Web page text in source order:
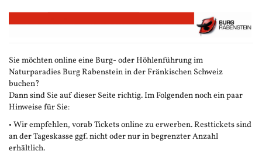
Zum
Haupt-
Sie möchten online eine Burg- oder Höhlenführung im
Naturparadies Burg Rabenstein in der Fränkischen Schweiz
buchen?
Dann sind Sie auf dieser Seite richtig. Im Folgenden noch ein paar
Hinweise für Sie:
• Wir empfehlen, vorab Tickets online zu erwerben. Resttickets sind
an der Tageskasse ggf. nicht oder nur in begrenzter Anzahl
erhältlich.